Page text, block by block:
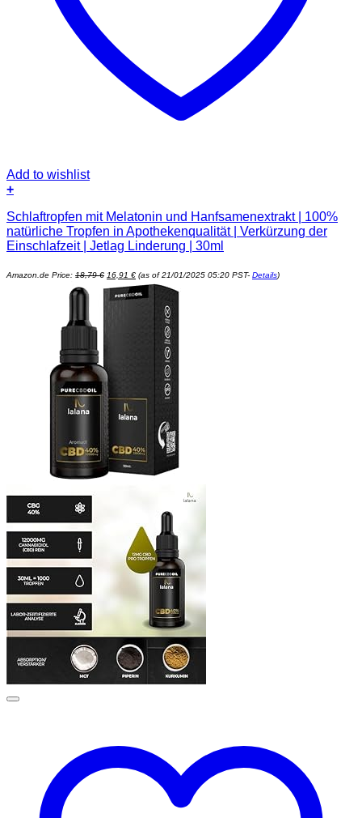
Add to wishlist
+
Schlaftropfen mit Melatonin und Hanfsamenextrakt | 100%
natürliche Tropfen in Apothekenqualität | Verkürzung der
Einschlafzeit | Jetlag Linderung | 30ml
Amazon.de Price: 18,79€
Ursprünglicher
Preis
war:
18,79 €
16,91 €
Aktueller
Preis
ist:
16,91 €.
(as of 21/01/2025 05:20 PST- Details)